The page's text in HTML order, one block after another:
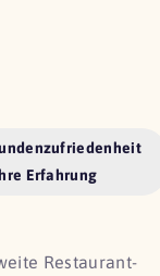
Erfahrung
Restaurant-